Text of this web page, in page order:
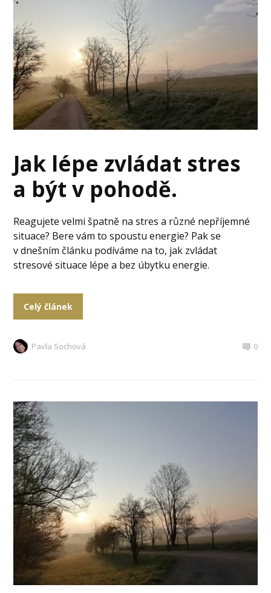
Jak lépe zvládat stres
a být v pohodě.
Reagujete velmi špatně na stres a různé nepříjemné
situace? Bere vám to spoustu energie? Pak se
v dnešním článku podíváme na to, jak zvládat
stresové situace lépe a bez úbytku energie.
Celý článek
Pavla Sochová 0